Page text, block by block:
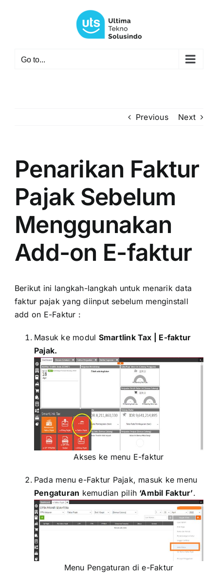
Go to...
Previous Next
Penarikan Faktur
Pajak Sebelum
Menggunakan
Add-on E-faktur
Berikut ini langkah-langkah untuk menarik data
faktur pajak yang diinput sebelum menginstall
add on E-Faktur :
Masuk ke modul Smartlink Tax | E-faktur
Pajak.
Akses ke menu E-faktur
Pada menu e-Faktur Pajak, masuk ke menu
Pengaturan kemudian pilih ‘Ambil Faktur’.
Menu Pengaturan di e-Faktur